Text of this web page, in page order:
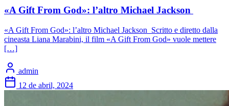
«A Gift From God»: l’altro Michael Jackson
«A Gift From God»: l’altro Michael Jackson Scritto e diretto dalla
cineasta Liana Marabini, il film «A Gift From God» vuole mettere
[…]
admin
12 de abril, 2024